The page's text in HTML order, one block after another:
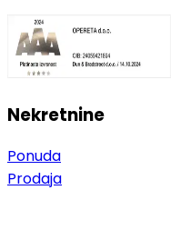
Nekretnine
Ponuda
Prodaja